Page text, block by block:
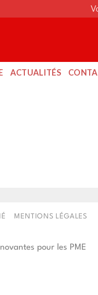
ACTUALITÉS
MENTIONS LÉGALES
pour les PME